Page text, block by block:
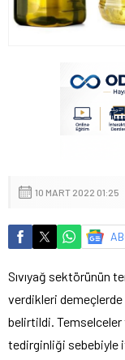
10 MART 2022 01:25
Sıvıyağ sektörünün
verdikleri demeçlerde
belirtildi. Temselceler
tedirginliği sebebiyle